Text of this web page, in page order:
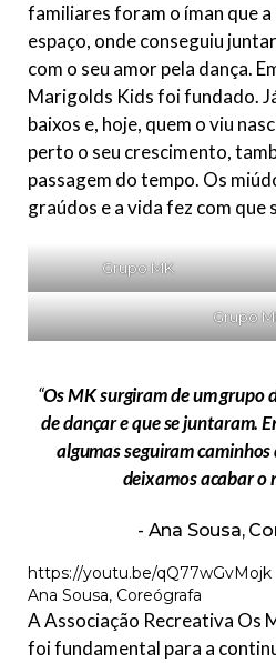
familiares foram o íman que
espaço, onde conseguiu
com o seu amor pela dança.
Marigolds Kids foi fundado.
baixos e, hoje, quem o viu
perto o seu crescimento,
passagem do tempo. Os
graúdos e a vida fez com que
Grupo MK
Grupo
“Os MK surgiram de um grupo
de dançar e que se juntaram.
algumas seguiram
deixamos acabar o
Ana Sousa,
https://youtu.be/qQ77wGvMojk
Ana Sousa, Coreógrafa
A Associação Recreativa Os
foi fundamental para a